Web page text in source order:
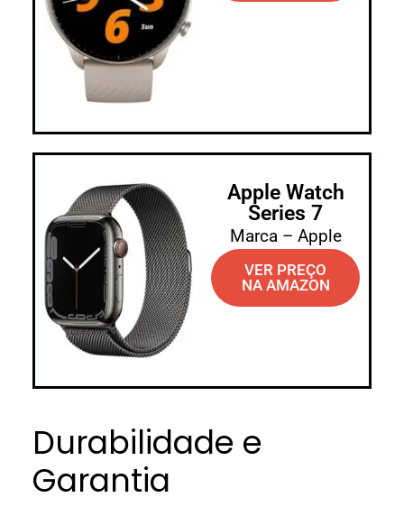
Apple Watch
Series 7
Marca – Apple
VER PREÇO
NA AMAZON
Durabilidade e
Garantia